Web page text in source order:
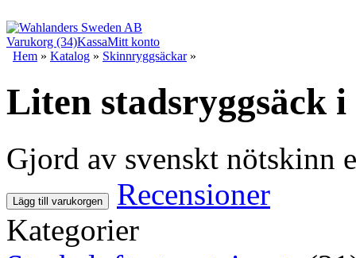
Varukorg (34)KassaMitt konto
Hem » Katalog » Skinnryggsäckar»
Liten stadsryggsäck
Gjord av svenskt nötskinn
Lägg till varukorgen
Recensioner
Kategorier